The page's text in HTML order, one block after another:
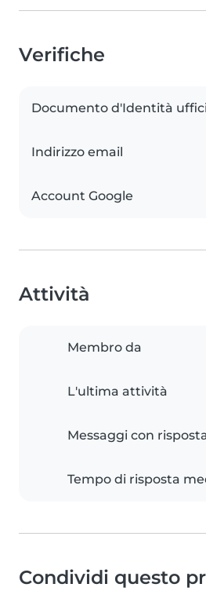
Verifiche
Documento d'Identità
Indirizzo email
Account Google
Attività
Membro da
L'ultima attività
Messaggi con
Tempo di risposta
Condividi questo